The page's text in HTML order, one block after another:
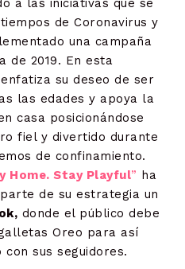
a las iniciativas que se
de Coronavirus y
una campaña
de 2019. En esta
su deseo de ser
las edades y apoya la
casa posicionándose
fiel y divertido durante
de confinamiento.
Home. Stay Playful” ha
de su estrategia un
donde el público debe
Oreo para así
sus seguidores.